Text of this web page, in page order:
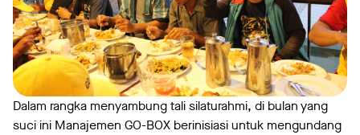
Dalam rangka menyambung tali silaturahmi, di bulan yang
suci ini Manajemen GO-BOX berinisiasi untuk mengundang